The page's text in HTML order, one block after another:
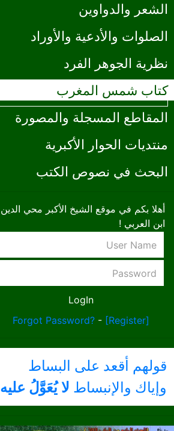
الشعر والدواوين
الصلوات والأدعية والأوراد
نظرية الجوهر الفرد
كتاب شمس المغرب
المقاطع المسجلة والمصورة
منتديات الحوار الأكبرية
البحث في نصوص الكتب
أهلا بكم في موقع الشيخ الأكبر محي الدين
ابن العربي !
Forgot Password? - [Register]
قولهم أقعد على البساط
وإياك والإنبساط لا يُعَوَّلُ عليه